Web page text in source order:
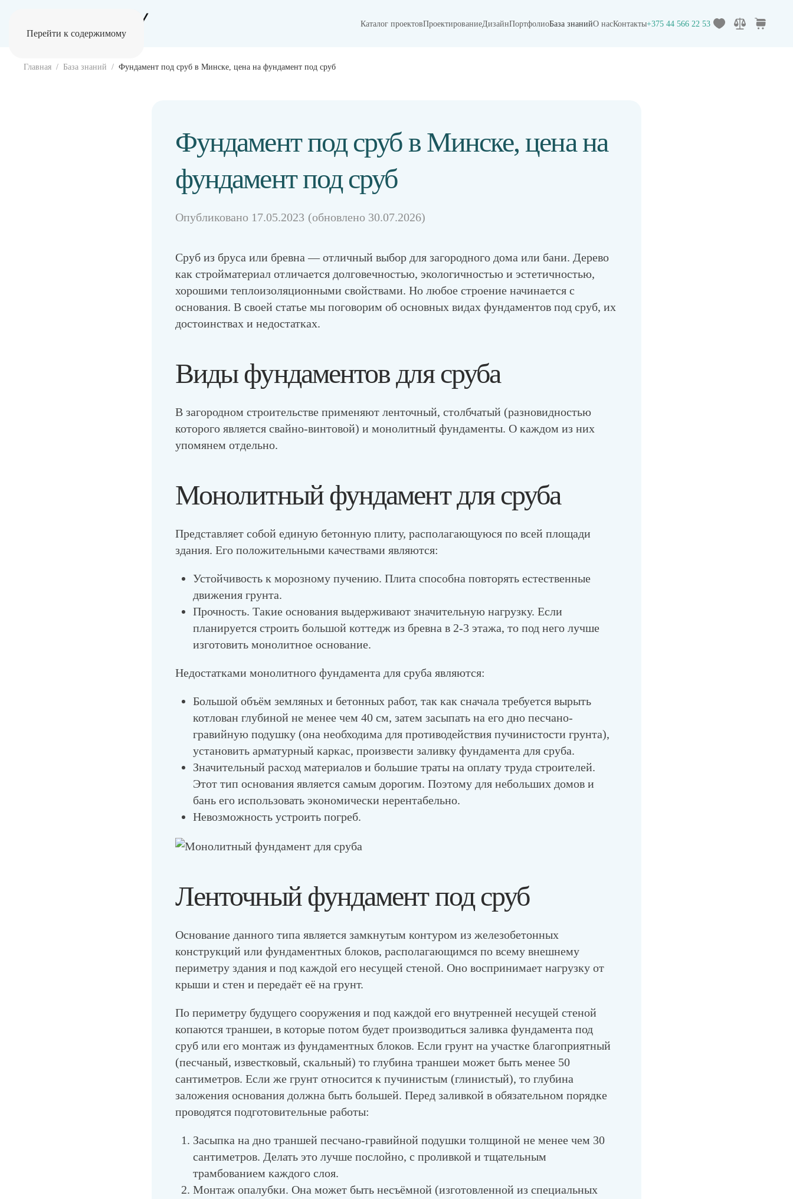
Перейти к содержимому
Каталог проектовПроектированиеДизайнПортфолиоБаза знанийО насКонтакты+375 44 566 22 53
Главная База знаний Фундамент под сруб в Минске, цена на фундамент под сруб
Фундамент под сруб в Минске, цена на
фундамент под сруб
Опубликовано 17.05.2023 (обновлено 30.07.2026)
Сруб из бруса или бревна — отличный выбор для загородного дома или бани. Дерево
как стройматериал отличается долговечностью, экологичностью и эстетичностью,
хорошими теплоизоляционными свойствами. Но любое строение начинается с
основания. В своей статье мы поговорим об основных видах фундаментов под сруб, их
достоинствах и недостатках.
Виды фундаментов для сруба
В загородном строительстве применяют ленточный, столбчатый (разновидностью
которого является свайно-винтовой) и монолитный фундаменты. О каждом из них
упомянем отдельно.
Монолитный фундамент для сруба
Представляет собой единую бетонную плиту, располагающуюся по всей площади
здания. Его положительными качествами являются:
Устойчивость к морозному пучению. Плита способна повторять естественные
движения грунта.
Прочность. Такие основания выдерживают значительную нагрузку. Если
планируется строить большой коттедж из бревна в 2-3 этажа, то под него лучше
изготовить монолитное основание.
Недостатками монолитного фундамента для сруба являются:
Большой объём земляных и бетонных работ, так как сначала требуется вырыть
котлован глубиной не менее чем 40 см, затем засыпать на его дно песчано-
гравийную подушку (она необходима для противодействия пучинистости грунта),
установить арматурный каркас, произвести заливку фундамента для сруба.
Значительный расход материалов и большие траты на оплату труда строителей.
Этот тип основания является самым дорогим. Поэтому для небольших домов и
бань его использовать экономически нерентабельно.
Невозможность устроить погреб.
Ленточный фундамент под сруб
Основание данного типа является замкнутым контуром из железобетонных
конструкций или фундаментных блоков, располагающимся по всему внешнему
периметру здания и под каждой его несущей стеной. Оно воспринимает нагрузку от
крыши и стен и передаёт её на грунт.
По периметру будущего сооружения и под каждой его внутренней несущей стеной
копаются траншеи, в которые потом будет производиться заливка фундамента под
сруб или его монтаж из фундаментных блоков. Если грунт на участке благоприятный
(песчаный, известковый, скальный) то глубина траншеи может быть менее 50
сантиметров. Если же грунт относится к пучинистым (глинистый), то глубина
заложения основания должна быть большей. Перед заливкой в обязательном порядке
проводятся подготовительные работы:
Засыпка на дно траншей песчано-гравийной подушки толщиной не менее чем 30
сантиметров. Делать это лучше послойно, с проливкой и тщательным
трамбованием каждого слоя.
Монтаж опалубки. Она может быть несъёмной (изготовленной из специальных